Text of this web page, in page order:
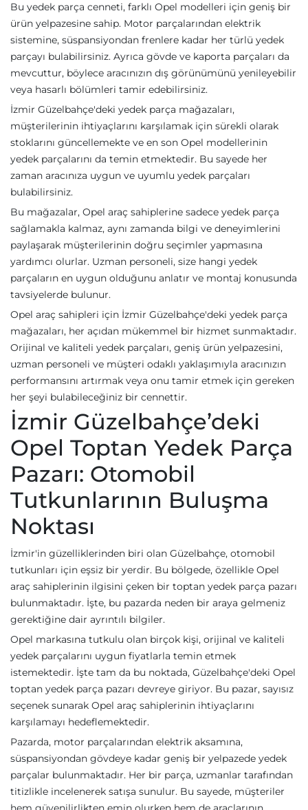
Bu yedek parça cenneti, farklı Opel modelleri için geniş bir
ürün yelpazesine sahip. Motor parçalarından elektrik
sistemine, süspansiyondan frenlere kadar her türlü yedek
parçayı bulabilirsiniz. Ayrıca gövde ve kaporta parçaları da
mevcuttur, böylece aracınızın dış görünümünü yenileyebilir
veya hasarlı bölümleri tamir edebilirsiniz.
İzmir Güzelbahçe'deki yedek parça mağazaları,
müşterilerinin ihtiyaçlarını karşılamak için sürekli olarak
stoklarını güncellemekte ve en son Opel modellerinin
yedek parçalarını da temin etmektedir. Bu sayede her
zaman aracınıza uygun ve uyumlu yedek parçaları
bulabilirsiniz.
Bu mağazalar, Opel araç sahiplerine sadece yedek parça
sağlamakla kalmaz, aynı zamanda bilgi ve deneyimlerini
paylaşarak müşterilerinin doğru seçimler yapmasına
yardımcı olurlar. Uzman personeli, size hangi yedek
parçaların en uygun olduğunu anlatır ve montaj konusunda
tavsiyelerde bulunur.
Opel araç sahipleri için İzmir Güzelbahçe'deki yedek parça
mağazaları, her açıdan mükemmel bir hizmet sunmaktadır.
Orijinal ve kaliteli yedek parçaları, geniş ürün yelpazesini,
uzman personeli ve müşteri odaklı yaklaşımıyla aracınızın
performansını artırmak veya onu tamir etmek için gereken
her şeyi bulabileceğiniz bir cennettir.
İzmir Güzelbahçe’deki
Opel Toptan Yedek Parça
Pazarı: Otomobil
Tutkunlarının Buluşma
Noktası
İzmir'in güzelliklerinden biri olan Güzelbahçe, otomobil
tutkunları için eşsiz bir yerdir. Bu bölgede, özellikle Opel
araç sahiplerinin ilgisini çeken bir toptan yedek parça pazarı
bulunmaktadır. İşte, bu pazarda neden bir araya gelmeniz
gerektiğine dair ayrıntılı bilgiler.
Opel markasına tutkulu olan birçok kişi, orijinal ve kaliteli
yedek parçalarını uygun fiyatlarla temin etmek
istemektedir. İşte tam da bu noktada, Güzelbahçe'deki Opel
toptan yedek parça pazarı devreye giriyor. Bu pazar, sayısız
seçenek sunarak Opel araç sahiplerinin ihtiyaçlarını
karşılamayı hedeflemektedir.
Pazarda, motor parçalarından elektrik aksamına,
süspansiyondan gövdeye kadar geniş bir yelpazede yedek
parçalar bulunmaktadır. Her bir parça, uzmanlar tarafından
titizlikle incelenerek satışa sunulur. Bu sayede, müşteriler